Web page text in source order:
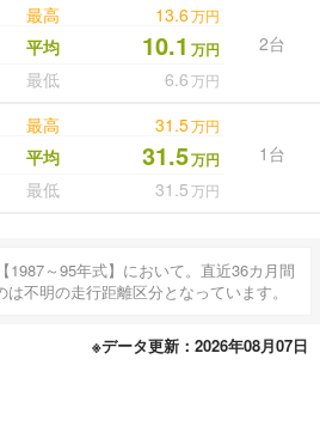
最高 13.6万円
2台
平均 10.1 万円
最低 6.6万円
最高 31.5万円
1台
平均 31.5万円
最低 31.5万円
1987～95年式】において。直近36カ月間
不明の走行距離区分となっています。
※データ更新：2026年08月07日